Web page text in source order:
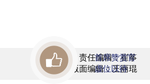
责任编辑：崔筝
版面编辑：王丽琨
首席赞赏官
虚位以待